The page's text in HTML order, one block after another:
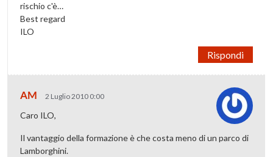
rischio c'è…
Best regard
ILO
Rispondi
AM 2 Luglio 2010 0:00
Caro ILO,
Il vantaggio della formazione è che costa meno di un parco di
Lamborghini.